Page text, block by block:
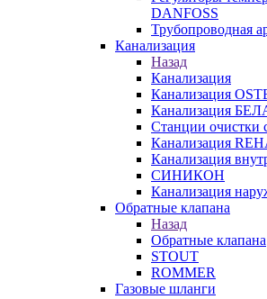
DANFOSS
Трубопроводная
Канализация
Назад
Канализация
Канализация
Канализация
Станции очистки
Канализация
Канализация
СИНИКОН
Канализация
Обратные клапана
Назад
Обратные клапана
STOUT
ROMMER
Газовые шланги